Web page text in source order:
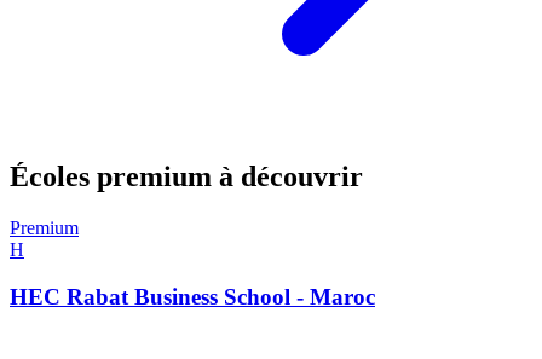
Écoles premium à découvrir
Premium
H
HEC Rabat Business School - Maroc